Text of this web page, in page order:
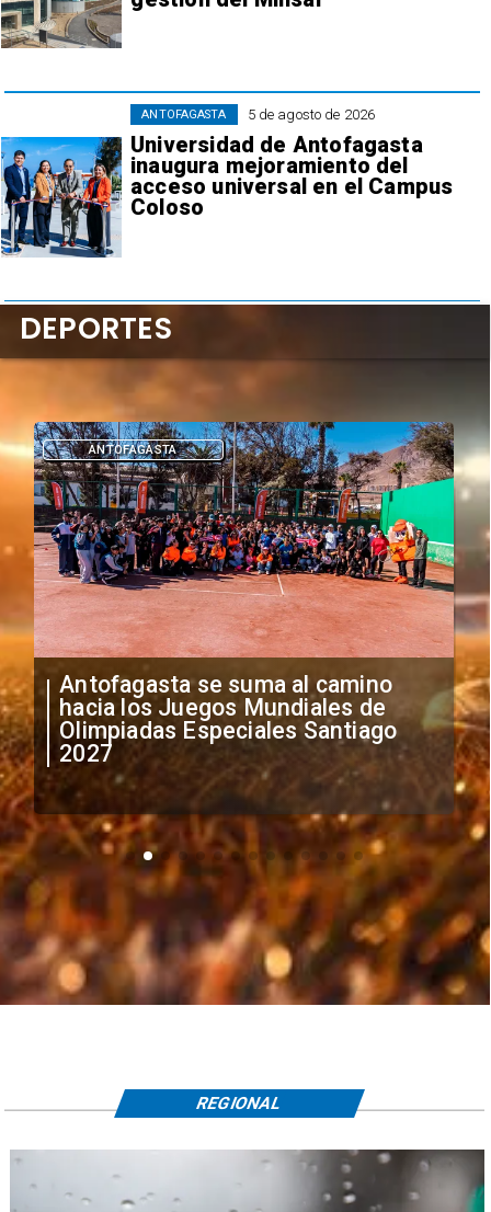
5 de agosto de 2026
Universidad de Antofagasta
inaugura mejoramiento del
acceso universal en el Campus
Coloso
ANTOFAGASTA
Antofagasta se suma al camino
hacia los Juegos Mundiales de
Olimpiadas Especiales Santiago
2027
ANTOFAGASTA
DEPORTES
REGIONAL